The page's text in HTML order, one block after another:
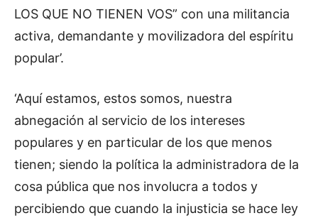
LOS QUE NO TIENEN VOS” con una militancia
activa, demandante y movilizadora del espíritu
popular’.
‘Aquí estamos, estos somos, nuestra
abnegación al servicio de los intereses
populares y en particular de los que menos
tienen; siendo la política la administradora de la
cosa pública que nos involucra a todos y
percibiendo que cuando la injusticia se hace ley